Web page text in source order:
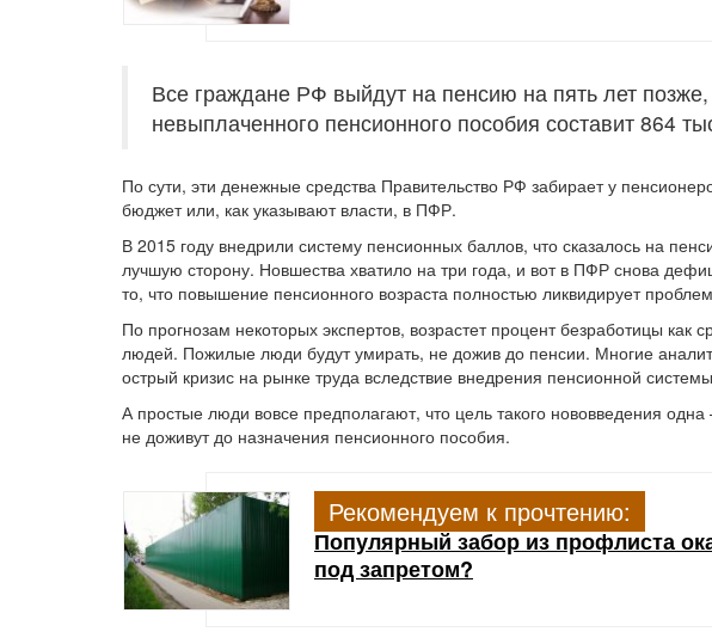
Все граждане РФ выйдут на пенсию на пять лет
невыплаченного пенсионного пособия составит 864
По сути, эти денежные средства Правительство РФ забирает у
бюджет или, как указывают власти, в ПФР.
В 2015 году внедрили систему пенсионных баллов, что сказалось на
лучшую сторону. Новшества хватило на три года, и вот в ПФР снова
то, что повышение пенсионного возраста полностью ликвидирует
По прогнозам некоторых экспертов, возрастет процент безработицы как
людей. Пожилые люди будут умирать, не дожив до пенсии. Многие
острый кризис на рынке труда вследствие внедрения пенсионной
А простые люди вовсе предполагают, что цель такого нововведения
не доживут до назначения пенсионного пособия.
Рекомендуем к прочтению:
Популярный забор из профлиста
под запретом?